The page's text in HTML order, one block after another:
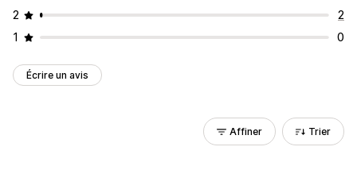
2
2
1
0
Écrire un avis
Affiner Trier